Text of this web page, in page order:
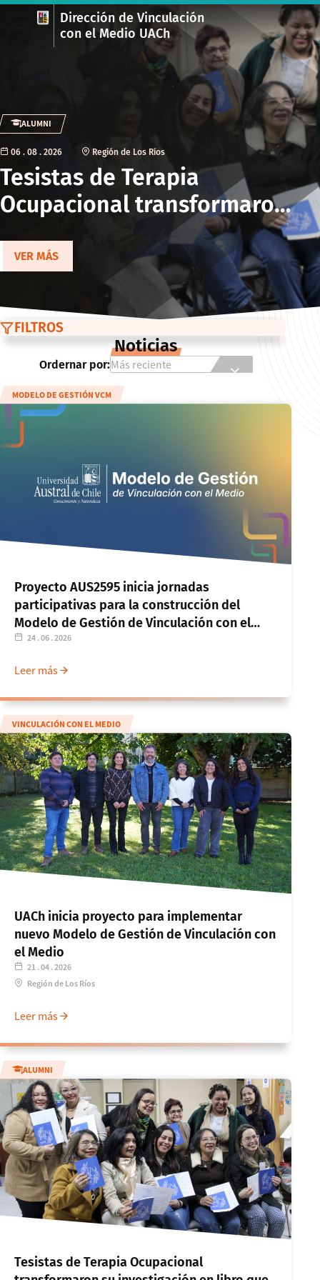
Dirección de Vinculación
con el Medio UACh
ALUMNI
06 . 08 . 2026 Región de Los Ríos
Tesistas de Terapia
Ocupacional transformaron
su investigación en libro
que visibiliza historias de
mujeres migrantes de Los
Ríos
VER MÁS
FILTROS
Noticias
Ordernar por:
MODELO DE GESTIÓN VCM
24 . 06 . 2026
Proyecto AUS2595 inicia jornadas
participativas para la construcción del
Modelo de Gestión de Vinculación con el
Medio
Leer más
VINCULACIÓN CON EL MEDIO
21 . 04 . 2026
Región de Los Ríos
UACh inicia proyecto para implementar
nuevo Modelo de Gestión de Vinculación con
el Medio
Leer más
ALUMNI
Tesistas de Terapia Ocupacional